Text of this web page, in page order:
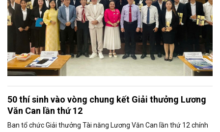
50 thí sinh vào vòng chung kết Giải thưởng Lương
Văn Can lần thứ 12
Ban tổ chức Giải thưởng Tài năng Lương Văn Can lần thứ 12 chính